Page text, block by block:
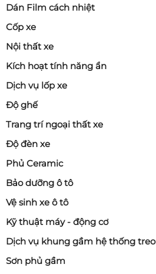
Dán Film cách nhiệt
Cốp xe
Nội thất xe
Kích hoạt tính năng ẩn
Dịch vụ lốp xe
Độ ghế
Trang trí ngoại thất xe
Độ đèn xe
Phủ Ceramic
Bảo dưỡng ô tô
Vệ sinh xe ô tô
Kỹ thuật máy - động cơ
Dịch vụ khung gầm hệ thống treo
Sơn phủ gầm